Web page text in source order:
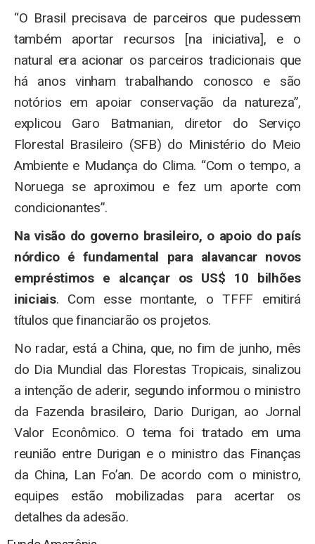
“O Brasil precisava de parceiros que pudessem
também aportar recursos [na iniciativa], e o
natural era acionar os parceiros tradicionais que
há anos vinham trabalhando conosco e são
notórios em apoiar conservação da natureza”,
explicou Garo Batmanian, diretor do Serviço
Florestal Brasileiro (SFB) do Ministério do Meio
Ambiente e Mudança do Clima. “Com o tempo, a
Noruega se aproximou e fez um aporte com
condicionantes”.
Na visão do governo brasileiro, o apoio do país
nórdico é fundamental para alavancar novos
empréstimos e alcançar os US$ 10 bilhões
iniciais. Com esse montante, o TFFF emitirá
títulos que financiarão os projetos.
No radar, está a China, que, no fim de junho, mês
do Dia Mundial das Florestas Tropicais, sinalizou
a intenção de aderir, segundo informou o ministro
da Fazenda brasileiro, Dario Durigan, ao Jornal
Valor Econômico. O tema foi tratado em uma
reunião entre Durigan e o ministro das Finanças
da China, Lan Fo’an. De acordo com o ministro,
equipes estão mobilizadas para acertar os
detalhes da adesão.